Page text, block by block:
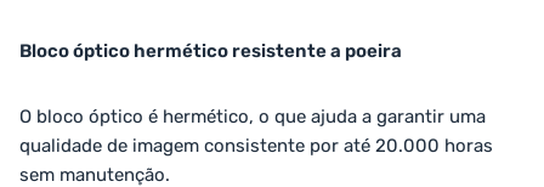
Bloco óptico hermético resistente a poeira
O bloco óptico é hermético, o que ajuda a garantir uma
qualidade de imagem consistente por até 20.000 horas
sem manutenção.